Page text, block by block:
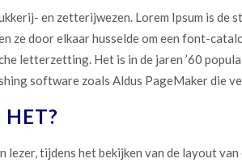
en zetterijwezen. Lorem Ipsum is de
ze door elkaar husselde om een font-
letterzetting. Het is in de jaren ’60
software zoals Aldus PageMaker die
lezer, tijdens het bekijken van de layout